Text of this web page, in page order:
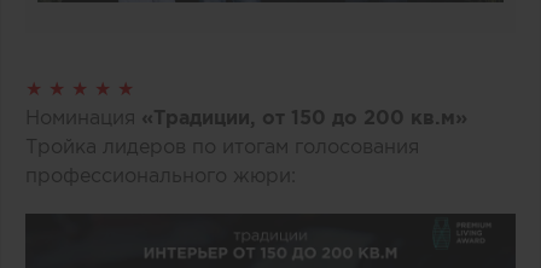
★ ★ ★ ★ ★
Номинация «Традиции, от 150 до 200 кв.м»
Тройка лидеров по итогам голосования
профессионального жюри: